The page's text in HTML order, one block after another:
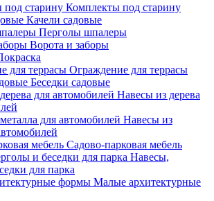
Комплекты под старину
Качели садовые
Перголы шпалеры
Ворота и заборы
Ограждение для террасы
Беседки садовые
Навесы из дерева
Навесы из
Садово-парковая мебель
Навесы,
для парка
Малые архитектурные